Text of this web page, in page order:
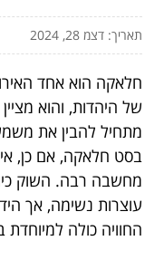
תאריך: דצמ 28, 2024
חלאקה הוא אחד
של היהדות, והוא
מתחיל להבין את
בסט חלאקה, אם כן,
מחשבה רבה. השוק
עוצרות נשימה, אך
החוויה כולה למיוחדת